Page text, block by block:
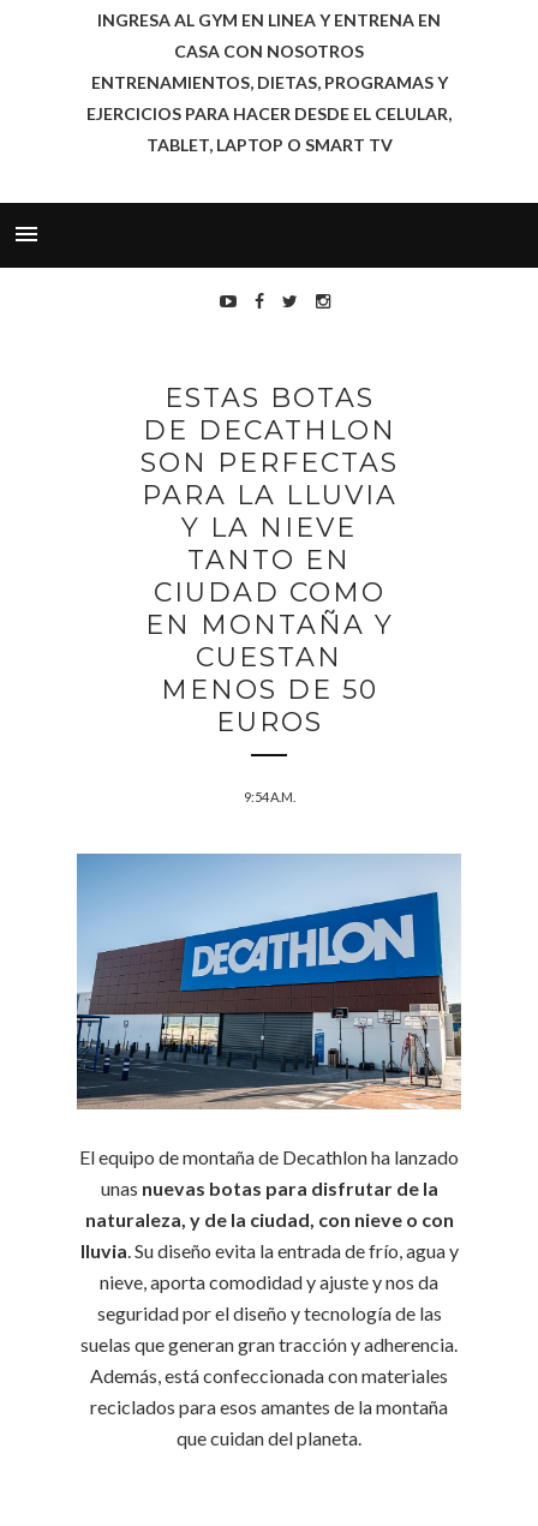
INGRESA AL GYM EN LINEA Y ENTRENA EN
CASA CON NOSOTROS
ENTRENAMIENTOS, DIETAS, PROGRAMAS Y
EJERCICIOS PARA HACER DESDE EL CELULAR,
TABLET, LAPTOP O SMART TV
ESTAS BOTAS
DE DECATHLON
SON PERFECTAS
PARA LA LLUVIA
Y LA NIEVE
TANTO EN
CIUDAD COMO
EN MONTAÑA Y
CUESTAN
MENOS DE 50
EUROS
9:54 A.M.
El equipo de montaña de Decathlon ha lanzado
unas nuevas botas para disfrutar de la
naturaleza, y de la ciudad, con nieve o con
lluvia. Su diseño evita la entrada de frío, agua y
nieve, aporta comodidad y ajuste y nos da
seguridad por el diseño y tecnología de las
suelas que generan gran tracción y adherencia.
Además, está confeccionada con materiales
reciclados para esos amantes de la montaña
que cuidan del planeta.